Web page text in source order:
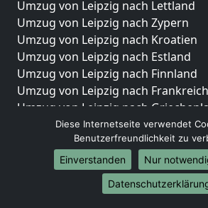
Umzug von Leipzig nach Lettland
Umzug von Leipzig nach Zypern
Umzug von Leipzig nach Kroatien
Umzug von Leipzig nach Estland
Umzug von Leipzig nach Finnland
Umzug von Leipzig nach Frankreich
Umzug von Leipzig nach
Umzug von Leipzig nach Italien
Umzug von Leipzig nach
Umzug von Leipzig nach
Umzug von Leipzig nach
Umzug von Leipzig nach Norwegen
Diese Internetseite verwendet
Benutzerfreundlichkeit zu
Einverstanden
Nur